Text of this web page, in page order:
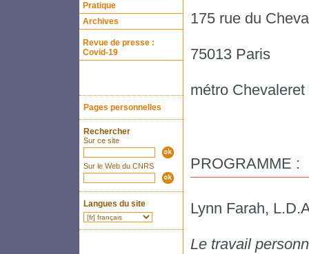
Pratique
Archives
Revue de presse :
Covid-19
Pages personnelles
Rechercher
Sur ce site
Sur le Web du CNRS
Langues du site
175 rue du
75013 Paris
métro Chevaleret
PROGRAMME :
Lynn Farah,
Le travail